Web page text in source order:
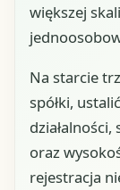
większej
Na starcie
spółki,
oraz
rejestracja